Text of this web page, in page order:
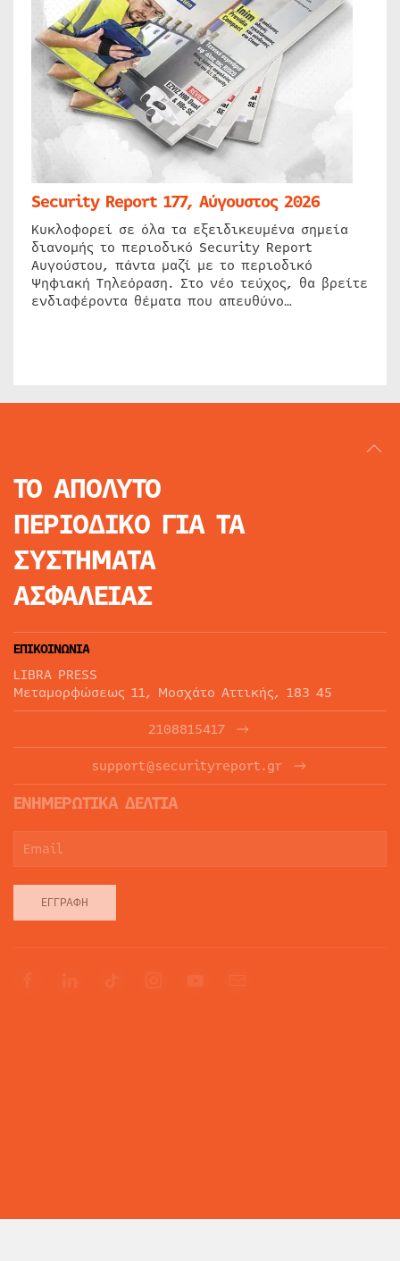
Security Report 177, Αύγουστος 2026
Κυκλοφορεί σε όλα τα εξειδικευμένα σημεία
διανομής το περιοδικό Security Report
Αυγούστου, πάντα μαζί με το περιοδικό
Ψηφιακή Τηλεόραση. Στο νέο τεύχος, θα βρείτε
ενδιαφέροντα θέματα που απευθύνο…
ΤΟ ΑΠΟΛΥΤΟ
ΠΕΡΙΟΔΙΚΟ ΓΙΑ ΤΑ
ΣΥΣΤΗΜΑΤΑ
ΑΣΦΑΛΕΙΑΣ
ΕΠΙΚΟΙΝΩΝΙΑ
LIBRA PRESS
Μεταμορφώσεως 11, Μοσχάτο Αττικής, 183 45
2108815417
support@securityreport.gr
ΕΝΗΜΕΡΩΤΙΚΑ ΔΕΛΤΙΑ
ΕΓΓΡΑΦΉ